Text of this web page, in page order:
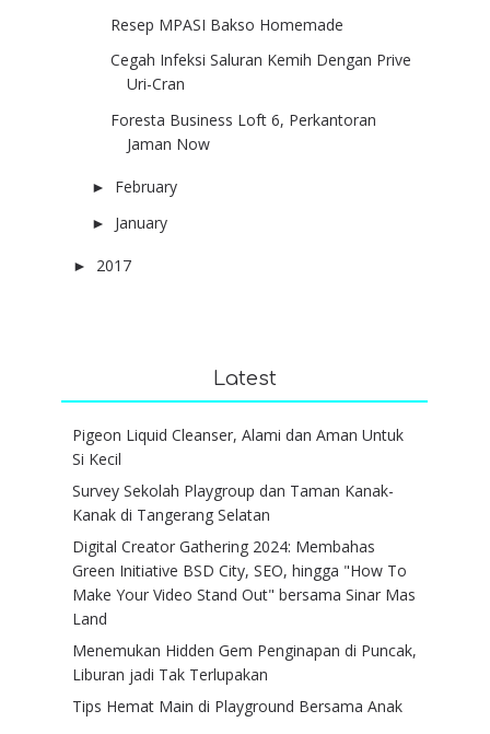
Resep MPASI Bakso Homemade
Cegah Infeksi Saluran Kemih Dengan Prive
Uri-Cran
Foresta Business Loft 6, Perkantoran
Jaman Now
► February
► January
► 2017
Latest
Pigeon Liquid Cleanser, Alami dan Aman Untuk
Si Kecil
Survey Sekolah Playgroup dan Taman Kanak-
Kanak di Tangerang Selatan
Digital Creator Gathering 2024: Membahas
Green Initiative BSD City, SEO, hingga "How To
Make Your Video Stand Out" bersama Sinar Mas
Land
Menemukan Hidden Gem Penginapan di Puncak,
Liburan jadi Tak Terlupakan
Tips Hemat Main di Playground Bersama Anak